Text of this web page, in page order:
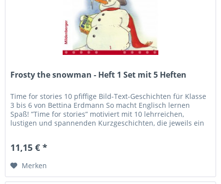
Frosty the snowman - Heft 1 Set mit 5 Heften
Time for stories 10 pfiffige Bild-Text-Geschichten für Klasse
3 bis 6 von Bettina Erdmann So macht Englisch lernen
Spaß! ”Time for stories” motiviert mit 10 lehrreichen,
lustigen und spannenden Kurzgeschichten, die jeweils ein
11,15 € *
Merken